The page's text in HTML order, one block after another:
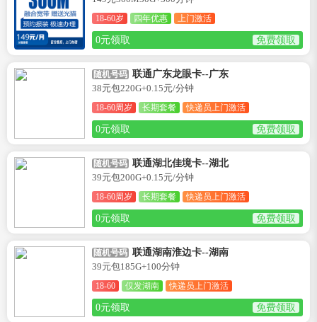
18-60岁 四年优惠 上门激活
0元领取 免费领取
随机号码 联通广东龙眼卡--广东
38元包220G+0.15元/分钟
18-60周岁 长期套餐 快递员上门激活
0元领取 免费领取
随机号码 联通湖北佳境卡--湖北
39元包200G+0.15元/分钟
18-60周岁 长期套餐 快递员上门激活
0元领取 免费领取
随机号码 联通湖南淮边卡--湖南
39元包185G+100分钟
18-60 仅发湖南 快递员上门激活
0元领取 免费领取